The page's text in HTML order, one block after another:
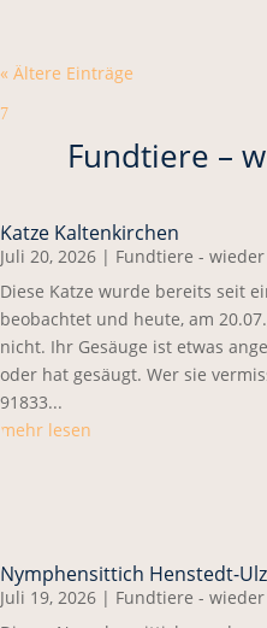
« Ältere Einträge
7
Fundtiere –
Katze Kaltenkirchen
Juli 20, 2026 | Fundtiere -
Diese Katze wurde bereits seit
beobachtet und heute, am
nicht. Ihr Gesäuge ist etwas
oder hat gesäugt. Wer sie
91833...
mehr lesen
Nymphensittich Henstedt-
Juli 19, 2026 | Fundtiere -